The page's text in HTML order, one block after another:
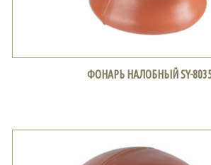
ФОНАРЬ НАЛОБНЫЙ SY-